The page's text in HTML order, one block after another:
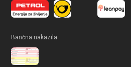
Bančna nakazila